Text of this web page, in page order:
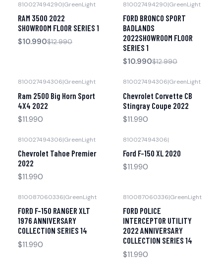
Agotado
810027494290|GreenLight
RAM 3500 2022
SHOWROOM FLOOR SERIES 1
$10.990$12.990
Agotado
810027494290|GreenLight
FORD BRONCO SPORT
BADLANDS
2022SHOWROOM FLOOR
SERIES 1
$10.990$12.990
810027494306|GreenLight
Ram 2500 Big Horn Sport
4X4 2022
$11.990
810027494306|GreenLight
Chevrolet Corvette CB
Stingray Coupe 2022
$11.990
810027494306|GreenLight
Chevrolet Tahoe Premier
2022
$11.990
810027494306|
Ford F-150 XL 2020
$11.990
810087060336|GreenLight
FORD F-150 RANGER XLT
1976 ANNIVERSARY
COLLECTION SERIES 14
$11.990
810087060336|GreenLight
FORD POLICE
INTERCEPTOR UTILITY
2022 ANNIVERSARY
COLLECTION SERIES 14
$11.990